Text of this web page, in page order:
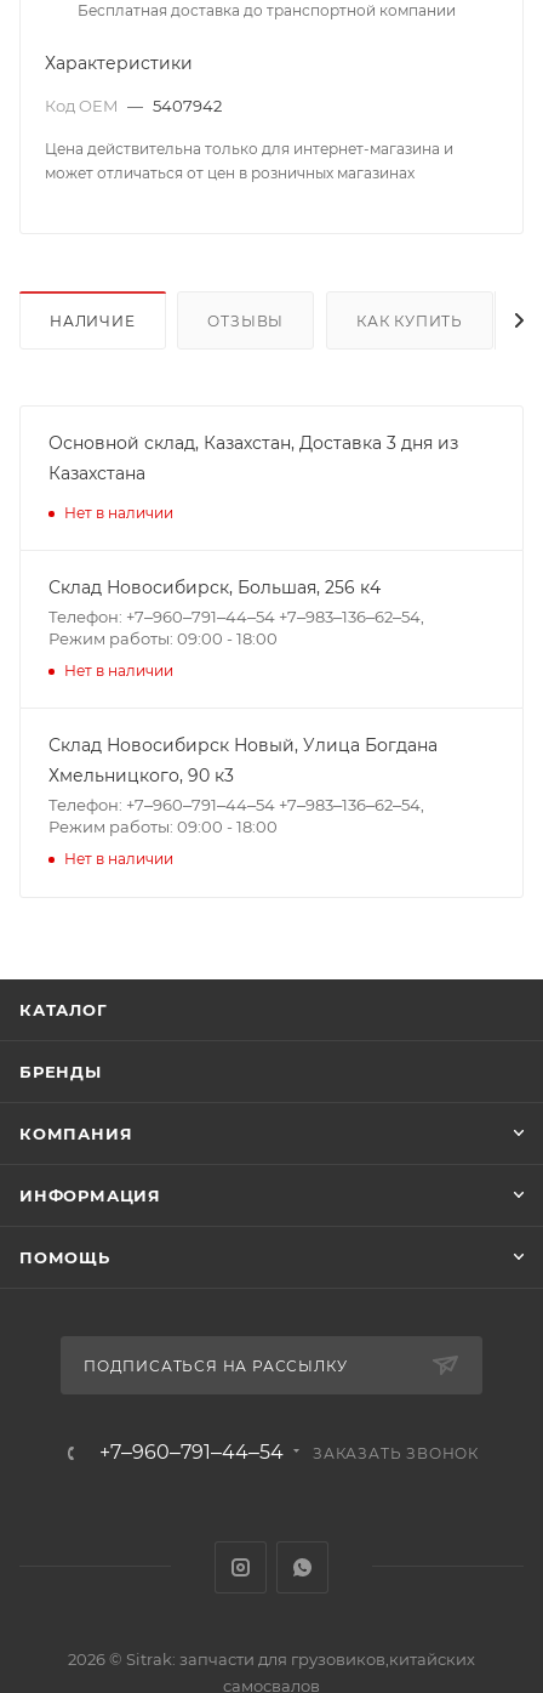
Бесплатная доставка до транспортной компании
Характеристики
Код OEM — 5407942
Цена действительна только для интернет-магазина и
может отличаться от цен в розничных магазинах
НАЛИЧИЕ ОТЗЫВЫ КАК КУПИТЬ
Основной склад, Казахстан, Доставка 3 дня из
Казахстана
Нет в наличии
Склад Новосибирск, ​Большая, 256 к4
Телефон: +7‒960‒791‒44‒54 +7‒983‒136‒62‒54,
Режим работы: 09:00 - 18:00
Нет в наличии
Склад Новосибирск Новый, ​Улица Богдана
Хмельницкого, 90 к3
Телефон: +7‒960‒791‒44‒54 +7‒983‒136‒62‒54,
Режим работы: 09:00 - 18:00
Нет в наличии
КАТАЛОГ
БРЕНДЫ
КОМПАНИЯ
ИНФОРМАЦИЯ
ПОМОЩЬ
ПОДПИСАТЬСЯ НА РАССЫЛКУ
+7‒960‒791‒44‒54 ЗАКАЗАТЬ ЗВОНОК
2026 © Sitrak: запчасти для грузовиков,китайских
самосвалов